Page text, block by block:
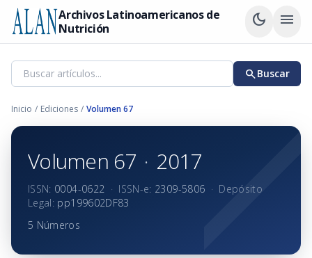
Archivos Latinoamericanos de
Nutrición
dark_mode menu
searchBuscar
Inicio / Ediciones / Volumen 67
Volumen 67 · 2017
ISSN: 0004-0622 · ISSN-e: 2309-5806 · Depósito
Legal: pp199602DF83
5 Números